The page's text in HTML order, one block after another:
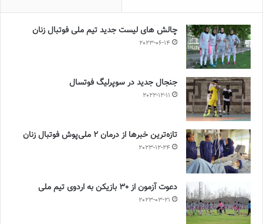
چالش هاى ليست جدید تيم ملى فوتبال زنان
2023-06-14
جنجال جدید در سوپرلیگ فوتسال
2022-12-11
تازه‌ترین خبرها از درمان ۲ ملی‌پوش فوتبال زنان
2023-12-24
دعوت آزمون از 30 بازیکن به اردوی تیم ملی
2023-03-21